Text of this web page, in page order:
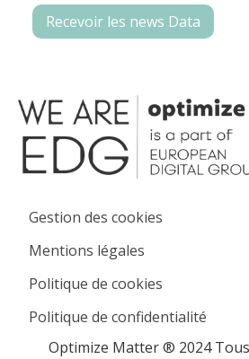
Gestion des cookies
Mentions légales
Politique de cookies
Politique de confidentialité
Optimize Matter ® 2024